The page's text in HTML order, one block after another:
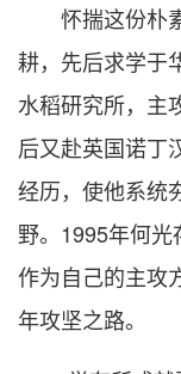
怀揣这份朴
耕，先后求学于
水稻研究所，主
后又赴英国诺丁
经历，使他系统
野。1995年何
作为自己的主攻
年攻坚之路。